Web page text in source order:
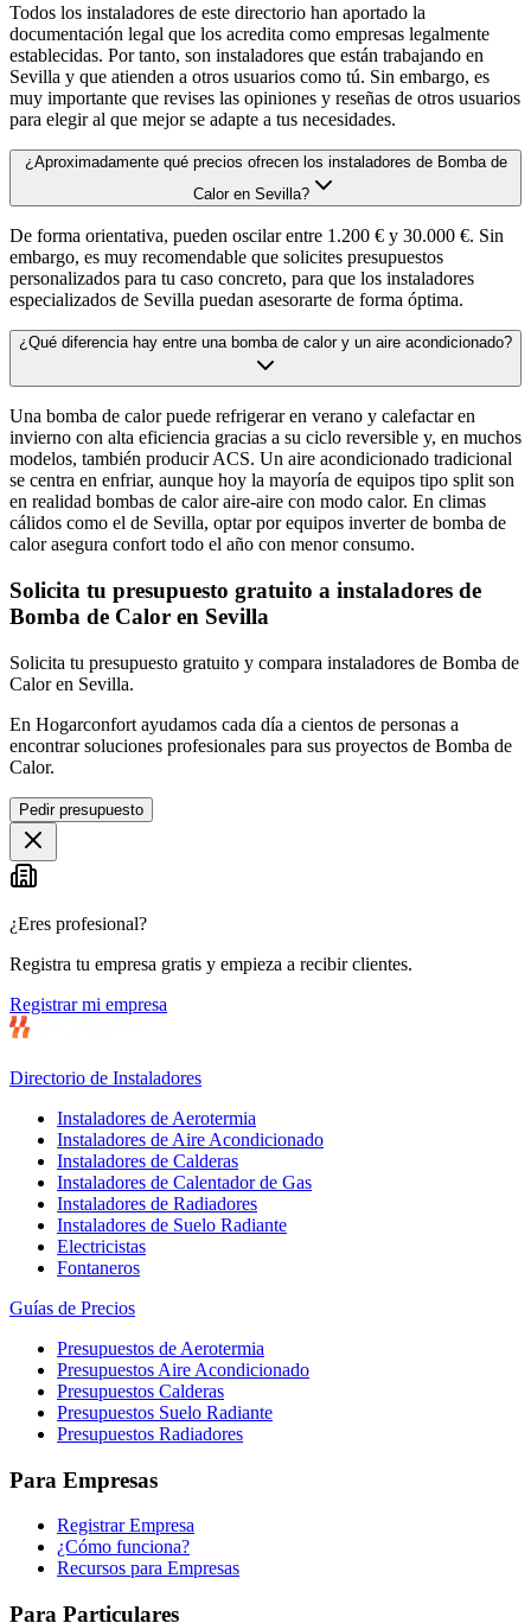
Todos los instaladores de este directorio han aportado la
documentación legal que los acredita como empresas legalmente
establecidas. Por tanto, son instaladores que están trabajando en
Sevilla y que atienden a otros usuarios como tú. Sin embargo, es
muy importante que revises las opiniones y reseñas de otros usuarios
para elegir al que mejor se adapte a tus necesidades.
¿Aproximadamente qué precios ofrecen los instaladores de Bomba de
Calor en Sevilla?
De forma orientativa, pueden oscilar entre 1.200 € y 30.000 €. Sin
embargo, es muy recomendable que solicites presupuestos
personalizados para tu caso concreto, para que los instaladores
especializados de Sevilla puedan asesorarte de forma óptima.
¿Qué diferencia hay entre una bomba de calor y un aire acondicionado?
Una bomba de calor puede refrigerar en verano y calefactar en
invierno con alta eficiencia gracias a su ciclo reversible y, en muchos
modelos, también producir ACS. Un aire acondicionado tradicional
se centra en enfriar, aunque hoy la mayoría de equipos tipo split son
en realidad bombas de calor aire-aire con modo calor. En climas
cálidos como el de Sevilla, optar por equipos inverter de bomba de
calor asegura confort todo el año con menor consumo.
Solicita tu presupuesto gratuito a instaladores de
Bomba de Calor en Sevilla
Solicita tu presupuesto gratuito y compara instaladores de Bomba de
Calor en Sevilla.
En Hogarconfort ayudamos cada día a cientos de personas a
encontrar soluciones profesionales para sus proyectos de Bomba de
Calor.
Pedir presupuesto
¿Eres profesional?
Registra tu empresa gratis y empieza a recibir clientes.
Registrar mi empresa
Directorio de Instaladores
Instaladores de Aerotermia
Instaladores de Aire Acondicionado
Instaladores de Calderas
Instaladores de Calentador de Gas
Instaladores de Radiadores
Instaladores de Suelo Radiante
Electricistas
Fontaneros
Guías de Precios
Presupuestos de Aerotermia
Presupuestos Aire Acondicionado
Presupuestos Calderas
Presupuestos Suelo Radiante
Presupuestos Radiadores
Para Empresas
Registrar Empresa
¿Cómo funciona?
Recursos para Empresas
Para Particulares